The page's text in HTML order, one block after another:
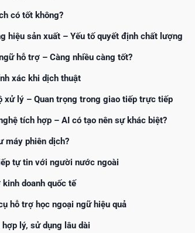
có tốt không?
hiệu sản xuất – Yếu tố quyết định chất lượng
hỗ trợ – Càng nhiều càng tốt?
xác khi dịch thuật
xử lý – Quan trọng trong giao tiếp trực tiếp
tích hợp – AI có tạo nên sự khác biệt?
máy phiên dịch?
tự tin với người nước ngoài
kinh doanh quốc tế
hỗ trợ học ngoại ngữ hiệu quả
hợp lý, sử dụng lâu dài